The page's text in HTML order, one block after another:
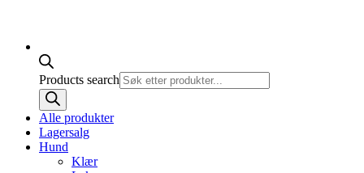
Products search
Alle produkter
Lagersalg
Hund
Klær